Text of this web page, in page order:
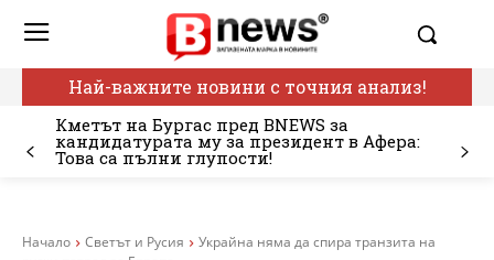
Най-важните новини с точния анализ!
Кметът на Бургас пред BNEWS за
кандидатурата му за президент в Афера:
Това са пълни глупости!
Начало Светът и Русия
Украйна няма да спира транзита на